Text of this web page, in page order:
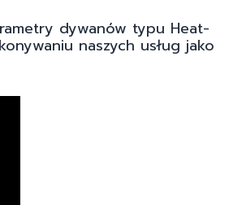
dywanów typu Heat-
naszych usług jako